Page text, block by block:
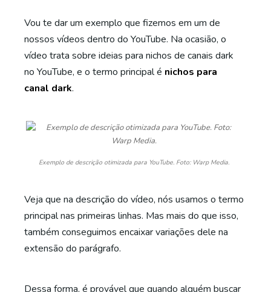
Vou te dar um exemplo que fizemos em um de
nossos vídeos dentro do YouTube. Na ocasião, o
vídeo trata sobre ideias para nichos de canais dark
no YouTube, e o termo principal é nichos para
canal dark.
Exemplo de descrição otimizada para YouTube. Foto: Warp Media.
Veja que na descrição do vídeo, nós usamos o termo
principal nas primeiras linhas. Mas mais do que isso,
também conseguimos encaixar variações dele na
extensão do parágrafo.
Dessa forma, é provável que quando alguém buscar